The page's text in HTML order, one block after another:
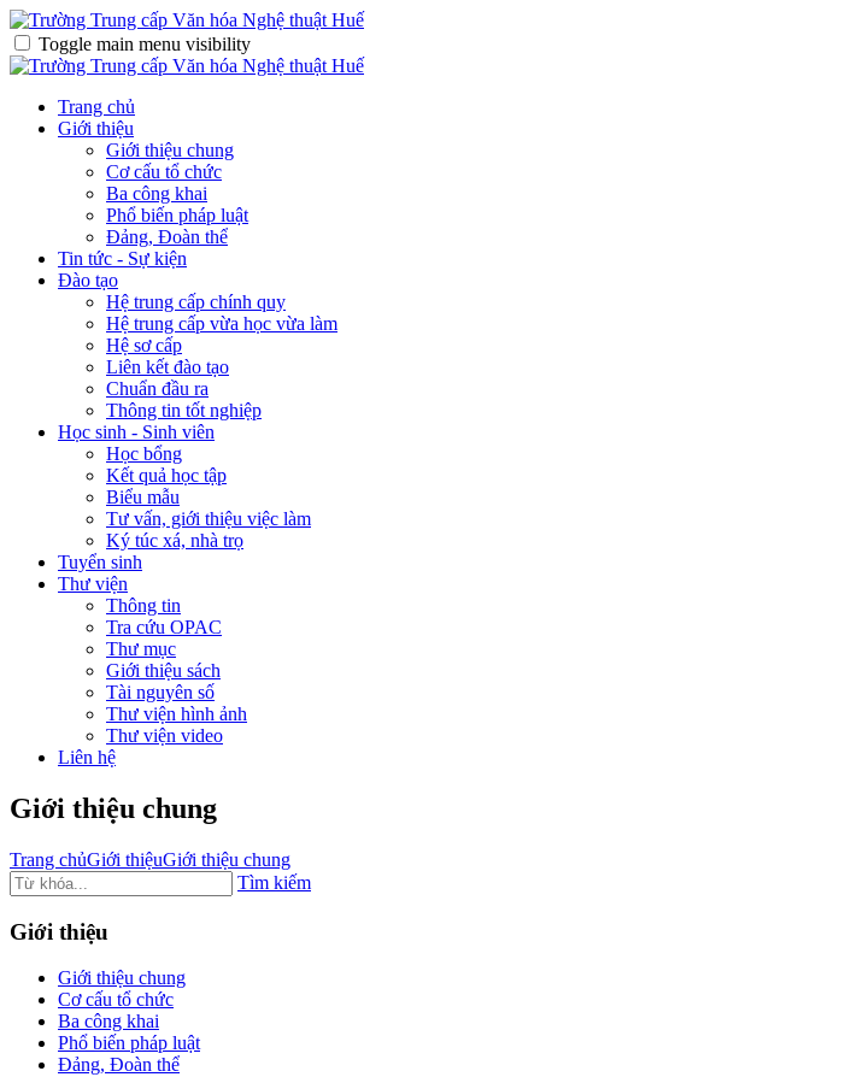
Toggle main menu visibility
Trang chủ
Giới thiệu
Giới thiệu chung
Cơ cấu tổ chức
Ba công khai
Phổ biến pháp luật
Đảng, Đoàn thể
Tin tức - Sự kiện
Đào tạo
Hệ trung cấp chính quy
Hệ trung cấp vừa học vừa làm
Hệ sơ cấp
Liên kết đào tạo
Chuẩn đầu ra
Thông tin tốt nghiệp
Học sinh - Sinh viên
Học bổng
Kết quả học tập
Biểu mẫu
Tư vấn, giới thiệu việc làm
Ký túc xá, nhà trọ
Tuyển sinh
Thư viện
Thông tin
Tra cứu OPAC
Thư mục
Giới thiệu sách
Tài nguyên số
Thư viện hình ảnh
Thư viện video
Liên hệ
Giới thiệu chung
Trang chủGiới thiệuGiới thiệu chung
Tìm kiếm
Giới thiệu
Giới thiệu chung
Cơ cấu tổ chức
Ba công khai
Phổ biến pháp luật
Đảng, Đoàn thể